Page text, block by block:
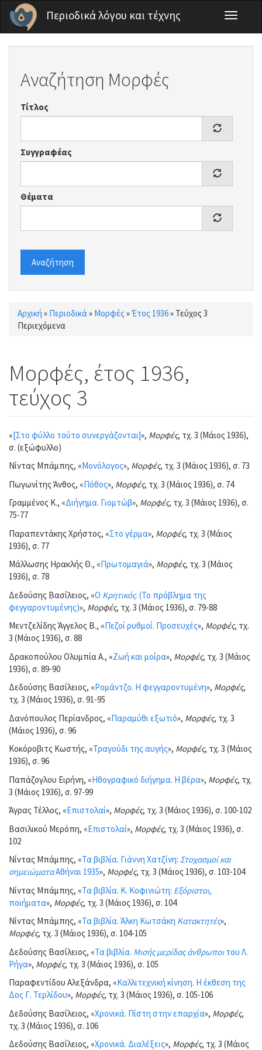
Παράκαμψη προς το κυρίως περιεχόμενο
Περιοδικά λόγου και τέχνης
Toggle
Αναζήτηση Μορφές
Τίτλος
Συγγραφέας
Θέματα
Αναζήτηση
Είστε εδώ
Αρχική » Περιοδικά» Μορφές »Έτος 1936» Τεύχος 3
Περιεχόμενα
Μορφές, έτος 1936,
τεύχος 3
«[Στο φύλλο τούτο συνεργάζονται]», Μορφές, τχ. 3 (Μάιος 1936),
σ. (εξώφυλλο)
Νίντας Μπάμπης, «Μονόλογος», Μορφές, τχ. 3 (Μάιος 1936), σ. 73
Πωγωνίτης Άνθος, «Πόθος», Μορφές, τχ. 3 (Μάιος 1936), σ. 74
Γραμμένος Κ., «Διήγημα. Γιομτώβ», Μορφές, τχ. 3 (Μάιος 1936), σ.
75-77
Παραπεντάκης Χρήστος, «Στο γέρμα», Μορφές, τχ. 3 (Μάιος
1936), σ. 77
Μάλλωσης Ηρακλής Θ., «Πρωτομαγιά», Μορφές, τχ. 3 (Μάιος
1936), σ. 78
Δεδούσης Βασίλειος, «Ο Κρητικός. (Το πρόβλημα της
φεγγαροντυμένης)», Μορφές, τχ. 3 (Μάιος 1936), σ. 79-88
Μεντζελίδης Άγγελος Β., «Πεζοί ρυθμοί. Προσευχές», Μορφές, τχ.
3 (Μάιος 1936), σ. 88
Δρακοπούλου Ολυμπία Α., «Ζωή και μοίρα», Μορφές, τχ. 3 (Μάιος
1936), σ. 89-90
Δεδούσης Βασίλειος, «Ρομάντζο. Η φεγγαροντυμένη», Μορφές,
τχ. 3 (Μάιος 1936), σ. 91-95
Δανόπουλος Περίανδρος, «Παραμύθι εξωτιό», Μορφές, τχ. 3
(Μάιος 1936), σ. 96
Κοκόροβιτς Κωστής, «Τραγούδι της αυγής», Μορφές, τχ. 3 (Μάιος
1936), σ. 96
Παπάζογλου Ειρήνη, «Ηθογραφικό διήγημα. Η βέρα», Μορφές, τχ.
3 (Μάιος 1936), σ. 97-99
Άγρας Τέλλος, «Επιστολαί», Μορφές, τχ. 3 (Μάιος 1936), σ. 100-102
Βασιλικού Μερόπη, «Επιστολαί», Μορφές, τχ. 3 (Μάιος 1936), σ.
102
Νίντας Μπάμπης, «Τα βιβλία. Γιάννη Χατζίνη: Στοχασμοί και
σημειώματαΑθήναι 1935», Μορφές, τχ. 3 (Μάιος 1936), σ. 103-104
Νίντας Μπάμπης, «Τα βιβλία. Κ. Κοφινιώτη: Εξόριστοι,
ποιήματα», Μορφές, τχ. 3 (Μάιος 1936), σ. 104
Νίντας Μπάμπης, «Τα βιβλία. Άλκη Κωτσάκη Κατακτητές»,
Μορφές, τχ. 3 (Μάιος 1936), σ. 104-105
Δεδούσης Βασίλειος, «Τα βιβλία. Μισής μερίδας άνθρωποι του Λ.
Ρήγα», Μορφές, τχ. 3 (Μάιος 1936), σ. 105
Παραφεντίδου Αλεξάνδρα, «Καλλιτεχνική κίνηση. Η έκθεση της
Δος Γ. Τερλίδου», Μορφές, τχ. 3 (Μάιος 1936), σ. 105-106
Δεδούσης Βασίλειος, «Χρονικά. Πίστη στην επαρχία», Μορφές,
τχ. 3 (Μάιος 1936), σ. 106
Δεδούσης Βασίλειος, «Χρονικά. Διαλέξεις», Μορφές, τχ. 3 (Μάιος